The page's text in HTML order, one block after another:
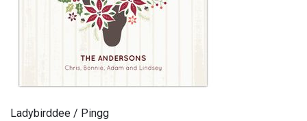
Ladybirddee / Pingg